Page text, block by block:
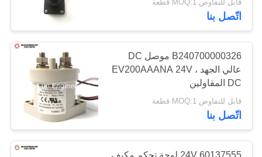
قطع غيار حفارة ساني
الكهربائية
79
قابل للتفاوض MOQ:1 قطعة
اتّصل بنا
B240700000326 موصل DC
عالي الجهد ، EV200AAANA 24V
DC المقاولين
قابل للتفاوض MOQ:1 قطعة
اتّصل بنا
60137555 24V لوحة تحكم مكيف